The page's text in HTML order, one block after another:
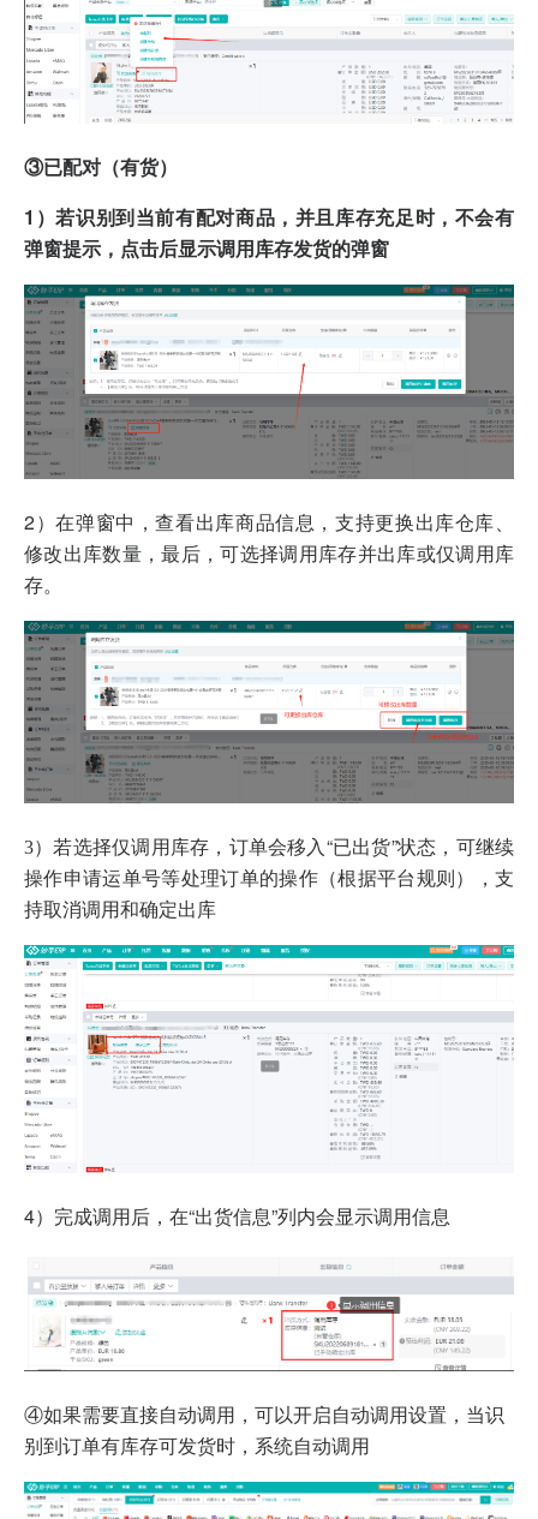
③已配对（有货）
1）若识别到当前有配对商品，并且库存充足时，不会有
弹窗提示，点击后显示调用库存发货的弹窗
2）在弹窗中，查看出库商品信息，支持更换出库仓库、
修改出库数量，最后，可选择调用库存并出库或仅调用库
存。
3） 若选择仅调用库存，订单会移入“已出货”状态，可继续
操作申请运单号等处理订单的操作（根据平台规则），支
持取消调用和确定出库
4）完成调用后，在“出货信息”列内会显示调用信息
④如果需要直接自动调用，可以开启自动调用设置，当识
别到订单有库存可发货时，系统自动调用